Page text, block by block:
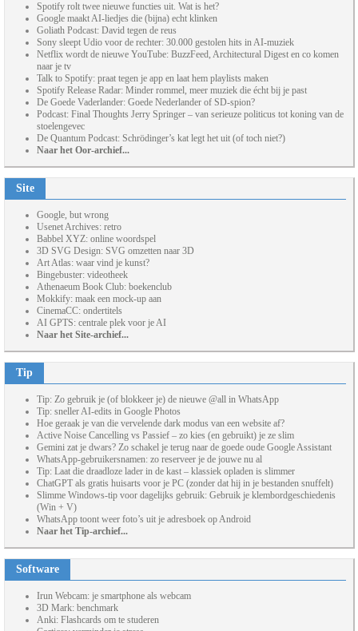
Spotify rolt twee nieuwe functies uit. Wat is het?
Google maakt AI-liedjes die (bijna) echt klinken
Goliath Podcast: David tegen de reus
Sony sleept Udio voor de rechter: 30.000 gestolen hits in AI-muziek
Netflix wordt de nieuwe YouTube: BuzzFeed, Architectural Digest en co komen
naar je tv
Talk to Spotify: praat tegen je app en laat hem playlists maken
Spotify Release Radar: Minder rommel, meer muziek die écht bij je past
De Goede Vaderlander: Goede Nederlander of SD-spion?
Podcast: Final Thoughts Jerry Springer – van serieuze politicus tot koning van de
stoelengevec
De Quantum Podcast: Schrödinger’s kat legt het uit (of toch niet?)
Naar het Oor-archief...
Site
Google, but wrong
Usenet Archives: retro
Babbel XYZ: online woordspel
3D SVG Design: SVG omzetten naar 3D
Art Atlas: waar vind je kunst?
Bingebuster: videotheek
Athenaeum Book Club: boekenclub
Mokkify: maak een mock-up aan
CinemaCC: ondertitels
AI GPTS: centrale plek voor je AI
Naar het Site-archief...
Tip
Tip: Zo gebruik je (of blokkeer je) de nieuwe @all in WhatsApp
Tip: sneller AI-edits in Google Photos
Hoe geraak je van die vervelende dark modus van een website af?
Active Noise Cancelling vs Passief – zo kies (en gebruikt) je ze slim
Gemini zat je dwars? Zo schakel je terug naar de goede oude Google Assistant
WhatsApp-gebruikersnamen: zo reserveer je de jouwe nu al
Tip: Laat die draadloze lader in de kast – klassiek opladen is slimmer
ChatGPT als gratis huisarts voor je PC (zonder dat hij in je bestanden snuffelt)
Slimme Windows-tip voor dagelijks gebruik: Gebruik je klembordgeschiedenis
(Win + V)
WhatsApp toont weer foto’s uit je adresboek op Android
Naar het Tip-archief...
Software
Irun Webcam: je smartphone als webcam
3D Mark: benchmark
Anki: Flashcards om te studeren